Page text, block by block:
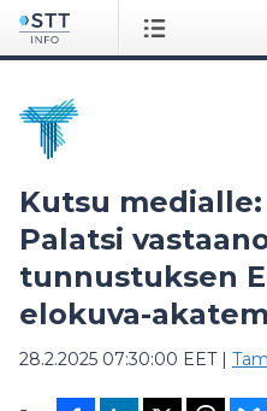
Kutsu
Palatsi
tunnustuksen
elokuva-
28.2.2025 07:30:00 EET|